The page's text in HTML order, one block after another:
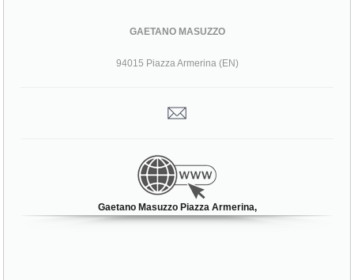
GAETANO MASUZZO
94015 Piazza Armerina (EN)
Gaetano Masuzzo Piazza Armerina,